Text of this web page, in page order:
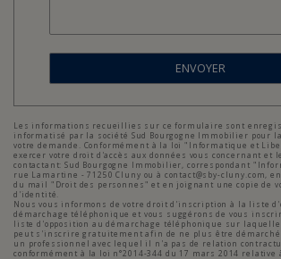
ENVOYER
Les informations recueillies sur ce formulaire sont
informatisé par la société Sud Bourgogne Immobilier pour
votre demande. Conformément à la loi "Informatique et
exercer votre droit d'accès aux données vous concernant
contactant: Sud Bourgogne Immobilier, correspondant
rue Lamartine - 71250 Cluny ou à contact@sby-cluny.com,
du mail "Droit des personnes" et en joignant une copie de
d'identité.
Nous vous informons de votre droit d'inscription à la liste
démarchage téléphonique et vous suggérons de vous
liste d'opposition au démarchage téléphonique sur
peut s'inscrire gratuitement afin de ne plus être
un professionnel avec lequel il n'a pas de relation
conformément à la loi n°2014-344 du 17 mars 2014 relative